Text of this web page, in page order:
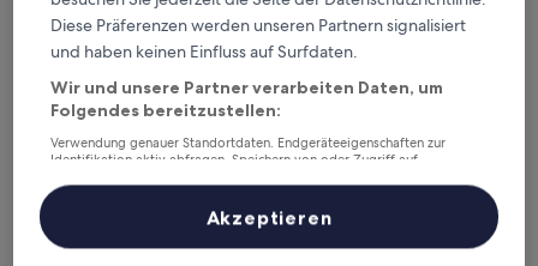
(603
Bewertungen)
82 €
9. Aug.–10. Aug.
Diese Präferenzen werden unseren Partnern signalisiert
und haben keinen Einfluss auf Surfdaten.
Wir und unsere Partner verarbeiten Daten, um
Folgendes bereitzustellen:
Verwendung genauer Standortdaten. Endgeräteeigenschaften zur
Identifikation aktiv abfragen. Speichern von oder Zugriff auf
Inhalte, Messung von Werbeleistung und der Performance von Inhalten,
Zielgruppenforschung sowie Entwicklung und Verbesserung von
Liste der Partner (Lieferanten)
Akzeptieren